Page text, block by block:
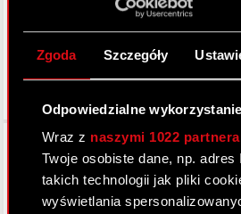
Zgoda Szczegóły
Odpowiedzialne
Wraz z naszymi 1022
Twoje osobiste dane, np. adres
takich technologii jak pliki
wyświetlania